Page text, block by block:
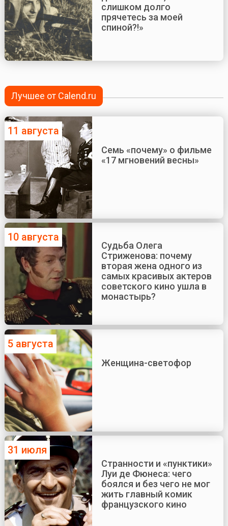
слишком долго
прячетесь за моей
спиной?!»
Лучшее от Calend.ru
11 августа
Семь «почему» о фильме
«17 мгновений весны»
10 августа
Судьба Олега
Стриженова: почему
вторая жена одного из
самых красивых актеров
советского кино ушла в
монастырь?
5 августа
Женщина-светофор
31 июля
Странности и «пунктики»
Луи де Фюнеса: чего
боялся и без чего не мог
жить главный комик
французского кино